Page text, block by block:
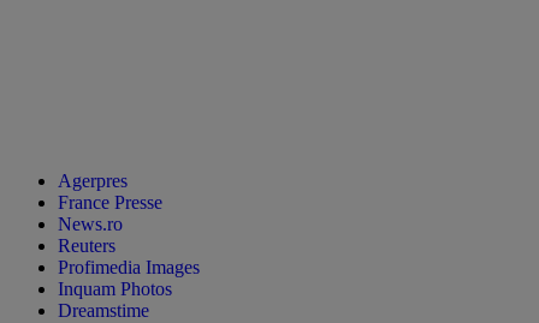
Agerpres
France Presse
News.ro
Reuters
Profimedia Images
Inquam Photos
Dreamstime